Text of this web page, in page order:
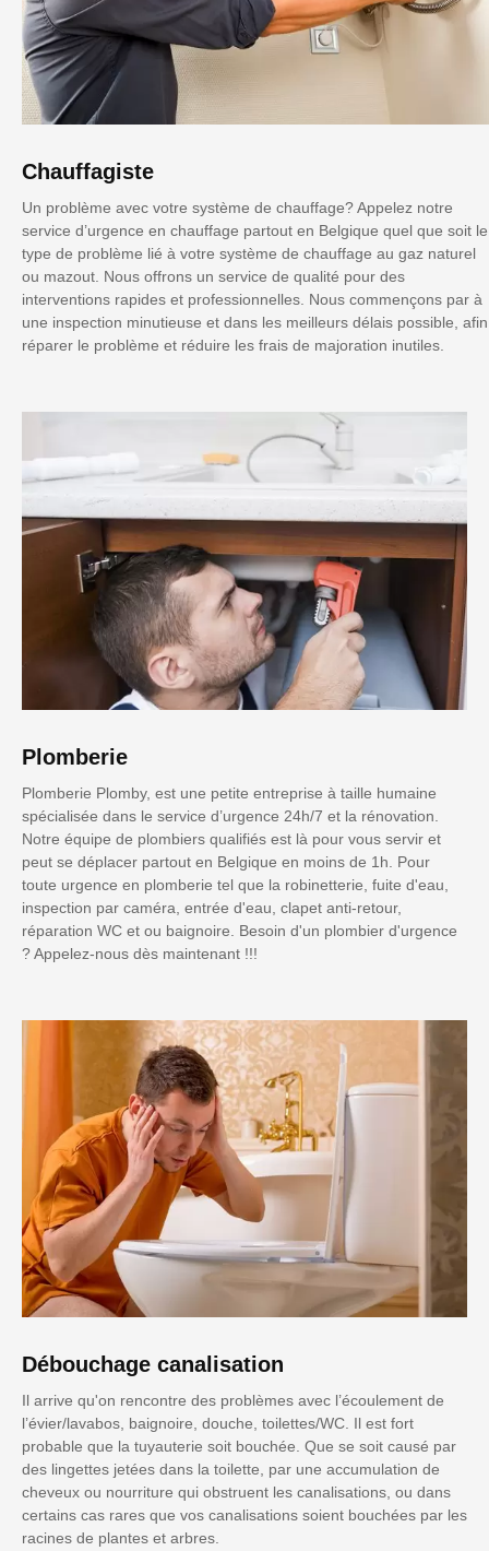
Chauffagiste
Un problème avec votre système de chauffage? Appelez notre
service d’urgence en chauffage partout en Belgique quel que soit le
type de problème lié à votre système de chauffage au gaz naturel
ou mazout. Nous offrons un service de qualité pour des
interventions rapides et professionnelles. Nous commençons par à
une inspection minutieuse et dans les meilleurs délais possible, afin
réparer le problème et réduire les frais de majoration inutiles.
Plomberie
Plomberie Plomby, est une petite entreprise à taille humaine
spécialisée dans le service d’urgence 24h/7 et la rénovation.
Notre équipe de plombiers qualifiés est là pour vous servir et
peut se déplacer partout en Belgique en moins de 1h. Pour
toute urgence en plomberie tel que la robinetterie, fuite d'eau,
inspection par caméra, entrée d'eau, clapet anti-retour,
réparation WC et ou baignoire. Besoin d'un plombier d'urgence
? Appelez-nous dès maintenant !!!
Débouchage canalisation
Il arrive qu'on rencontre des problèmes avec l’écoulement de
l’évier/lavabos, baignoire, douche, toilettes/WC. Il est fort
probable que la tuyauterie soit bouchée. Que se soit causé par
des lingettes jetées dans la toilette, par une accumulation de
cheveux ou nourriture qui obstruent les canalisations, ou dans
certains cas rares que vos canalisations soient bouchées par les
racines de plantes et arbres.